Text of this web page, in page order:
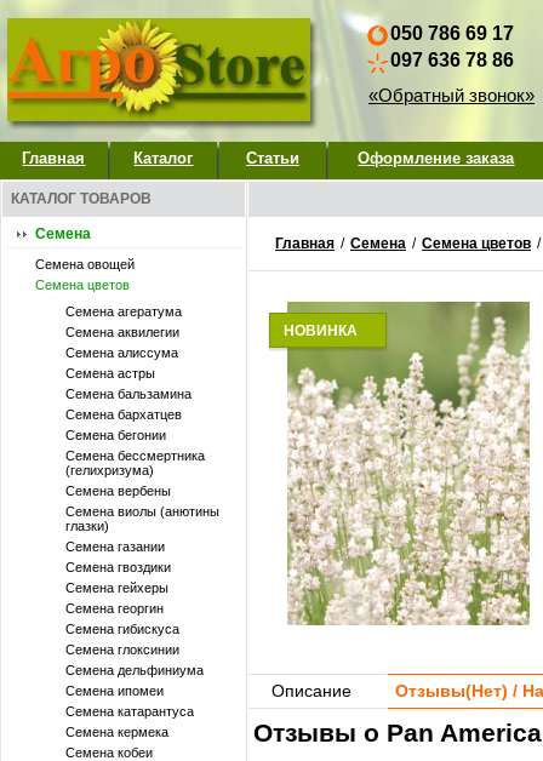
050 786 69 17
097 636 78 86
«Обратный звонок»
Главная Каталог Статьи Оформление заказа
КАТАЛОГ ТОВАРОВ
Семена
Семена овощей
Семена цветов
Семена агератума
Семена аквилегии
Семена алиссума
Семена астры
Семена бальзамина
Семена бархатцев
Семена бегонии
Семена бессмертника
(гелихризума)
Семена вербены
Семена виолы (анютины
глазки)
Семена газании
Семена гвоздики
Семена гейхеры
Семена георгин
Семена гибискуса
Семена глоксинии
Семена дельфиниума
Семена ипомеи
Семена катарантуса
Семена кермека
Семена кобеи
Главная / Семена / Семена цветов /
НОВИНКА
Описание Отзывы(Нет) /
Отзывы о Pan